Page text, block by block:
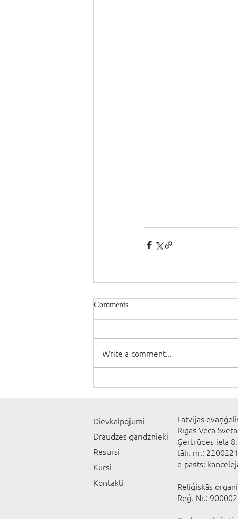
Comments
Write a comment...
Dievkalpojumi
Draudzes garīdznieki
Resursi
Kursi
Kontakti
Latvijas
Rīgas Vecā
Ģertrūdes iela
tālr. nr.:
e-pasts:
Reliģiskās
Reģ. Nr.: